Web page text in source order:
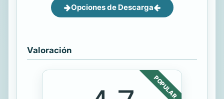
Opciones de Descarga
Valoración
POPULAR